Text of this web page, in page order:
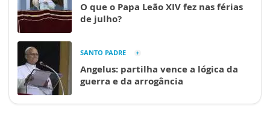
O que o Papa Leão XIV fez nas férias
de julho?
SANTO PADRE
Angelus: partilha vence a lógica da
guerra e da arrogância